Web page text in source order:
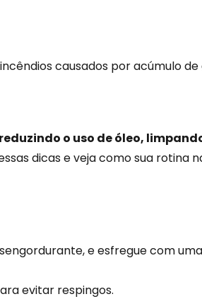
causados por acúmulo de
o uso de óleo,
dicas e veja como sua rotina
e esfregue com
evitar respingos.